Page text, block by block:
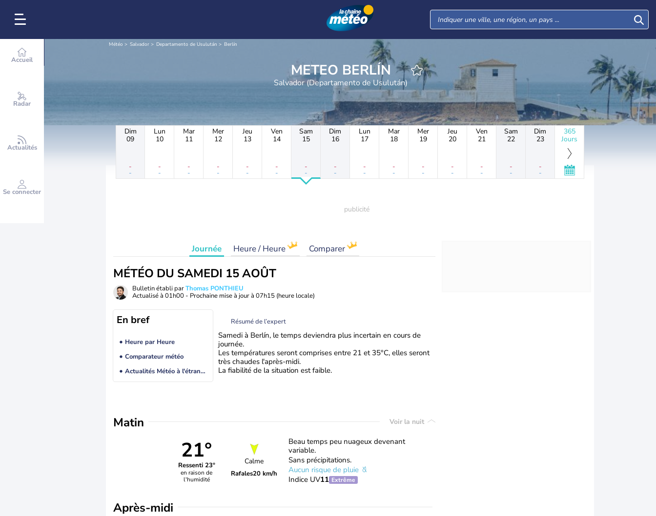
Accueil
Radar
Actualités
Se connecter
Météo Salvador Departamento de Usulután Berlín
METEO BERLÍN
Salvador (Departamento de Usulután)
Dim
09
-
-
Lun
10
-
-
Mar
11
-
-
Mer
12
-
-
Jeu
13
-
-
Ven
14
-
-
Sam
15
-
-
Dim
16
-
-
Lun
17
-
-
Mar
18
-
-
Mer
19
-
-
Jeu
20
-
-
Ven
21
-
-
Sam
22
-
-
Dim
23
-
-
365
Jours
Journée Heure / Heure Comparer
MÉTÉO DU SAMEDI 15 AOÛT
Bulletin établi parThomas PONTHIEU
Actualisé à 01h00 - Prochaine mise à jour à 07h15 (heure locale)
En bref
Heure par Heure
Comparateur météo
Actualités Météo à l'étranger
Résumé de l’expert
Samedi à Berlín, le temps deviendra plus incertain en cours de
journée.
Les températures seront comprises entre 21 et 35°C, elles seront
très chaudes l'après-midi.
La fiabilité de la situation est faible.
Matin Voir la nuit
21°
Ressenti 23°
en raison de
l'humidité
Calme
Rafales20 km/h
Beau temps peu nuageux devenant
variable.
Sans précipitations.
Aucun risque de pluie
Indice UV11 Extrême
Après-midi